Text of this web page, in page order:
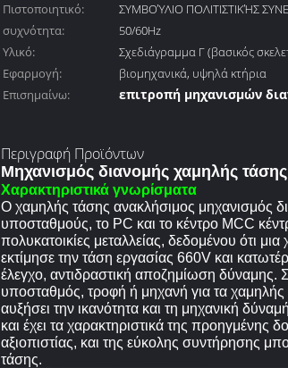
Πιστοποιητικό:
ΣΥΜΒΟΎΛΙΟ ΠΟΛΙΤΙΣΤΙΚΉΣ
ISO
συχνότητα:
50/60Hz
Υλικό:
Σχεδιάγραμμα Γ (βασικός
Εφαρμογή:
βιομηχανικά, υψηλά κτήρια
Επισημαίνω:
επιτροπή μηχανισμών
χαμηλής έντασης
διανομής
Περιγραφή Προϊόντων
Μηχανισμός διανομής χαμηλής
Χαρακτηριστικά γνωρίσματα
Ο χαμηλής τάσης ανακλήσιμος μηχανισμός
υποσταθμούς, το PC και το κέντρο MCC
πολυκατοικίες μεταλλείας, δεδομένου ότι
εκτίμησε την τάση εργασίας 660V και
έλεγχο, αντιδραστική αποζημίωση δύναμης.
υποσταθμός, τροφή ή μηχανή για τα
αυξήσει την ικανότητα και τη μηχανική
και έχει τα χαρακτηριστικά της
αξιοπιστίας, και της εύκολης συντήρησης
τάσης.